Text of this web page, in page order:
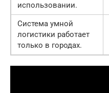
использовании.
Система умной
логистики работает
только в городах.